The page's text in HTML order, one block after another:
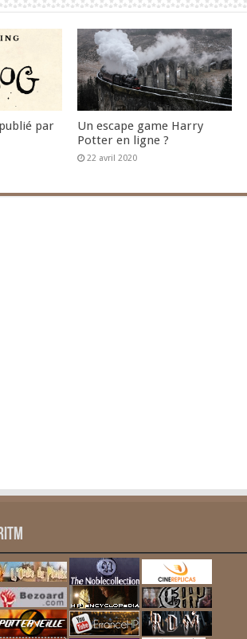
par
Un escape game Harry
Potter en ligne ?
22 avril 2020